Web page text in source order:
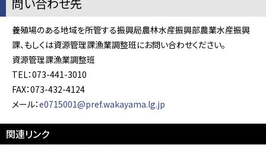
養殖場のある地域を所管する振興局農林水産振興部農業水産振興
課、もしくは資源管理課漁業調整班にお問い合わせください。
資源管理課漁業調整班
TEL：073-441-3010
FAX：073-432-4124
メール：e0715001@pref.wakayama.lg.jp
関連リンク